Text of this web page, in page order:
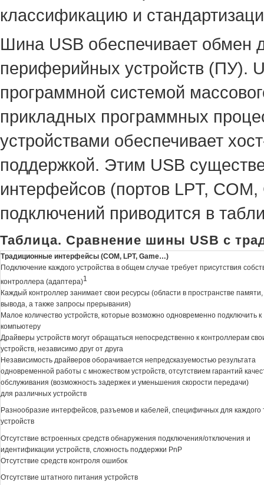
классификацию и
Шина USB обеспечивает
периферийных устройств (ПУ).
программной системой
прикладных программных
устройствами обеспечивает
поддержкой. Этим USB
интерфейсов (портов LPT,
подключений приводится в
Таблица. Сравнение шины USB с
Традиционные интерфейсы (COM, LPT, Game…)
Подключение каждого устройства в общем случае требует присутствия
контроллера (адаптера)1
Каждый контроллер занимает свои ресурсы (области в пространстве памяти,
вывода, а также запросы прерывания)
Малое количество устройств, которые возможно одновременно подключить к
компьютеру
Драйверы устройств могут обращаться непосредственно к контроллерам
устройств, независимо друг от друга
Независимость драйверов оборачивается непредсказуемостью результата
одновременной работы с множеством устройств, отсутствием гарантий
обслуживания (возможность задержек и уменьшения скорости передачи)
для различных устройств
Разнообразие интерфейсов, разъемов и кабелей, специфичных для каждого
устройств
Отсутствие встроенных средств обнаружения подключения/отключения и
идентификации устройств, сложность поддержки PnP
Отсутствие средств контроля ошибок
Отсутствие штатного питания устройств